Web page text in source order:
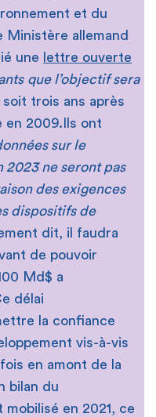
et du
Ministère allemand
une
lettre ouverte
que l’objectif sera
trois ans après
en 2009.Ils ont
sur le
ne seront pas
des exigences
dispositifs de
dit, il faudra
de pouvoir
Md$ a
délai
la confiance
vis-à-vis
en amont de la
bilan du
en 2021, ce